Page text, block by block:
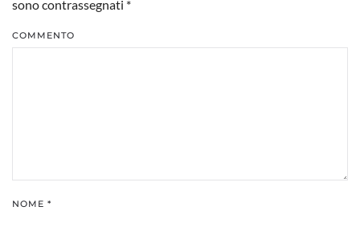
sono contrassegnati *
COMMENTO
NOME *